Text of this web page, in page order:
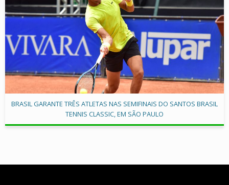
BRASIL GARANTE TRÊS ATLETAS NAS SEMIFINAIS DO SANTOS BRASIL
TENNIS CLASSIC, EM SÃO PAULO